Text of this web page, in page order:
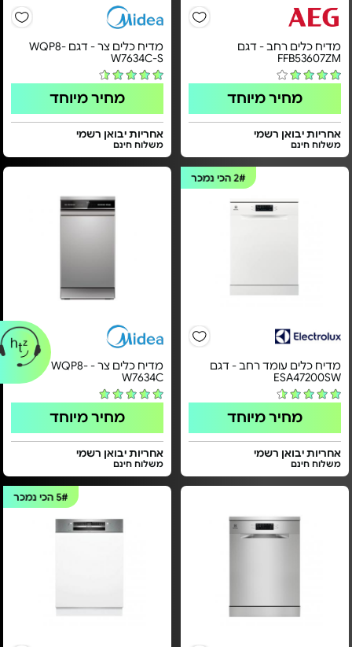
מדיח כלים רחב - דגם
FFB53607ZM
מחיר מיוחד
אחריות יבואן רשמי
משלוח חינם
מדיח כלים צר - דגם WQP8-
W7634C-S
מחיר מיוחד
אחריות יבואן רשמי
משלוח חינם
2#הכי נמכר
מדיח כלים עומד רחב - דגם
ESA47200SW
מחיר מיוחד
אחריות יבואן רשמי
משלוח חינם
מדיח כלים צר - WQP8-
W7634C
מחיר מיוחד
אחריות יבואן רשמי
משלוח חינם
5#הכי נמכר